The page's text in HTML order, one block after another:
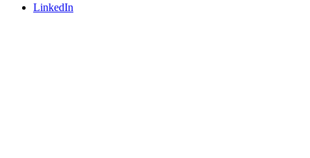
LinkedIn